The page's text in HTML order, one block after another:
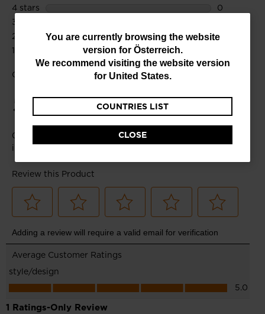
You
are
website
version
for
Österreich
We
recommend
visiting
the
website
version
for
You are currently browsing the website
version for Österreich.
We recommend visiting the website version
for United States.
COUNTRIES LIST
CLOSE